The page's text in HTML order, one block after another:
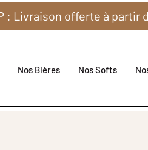
Nos Bières Nos Softs